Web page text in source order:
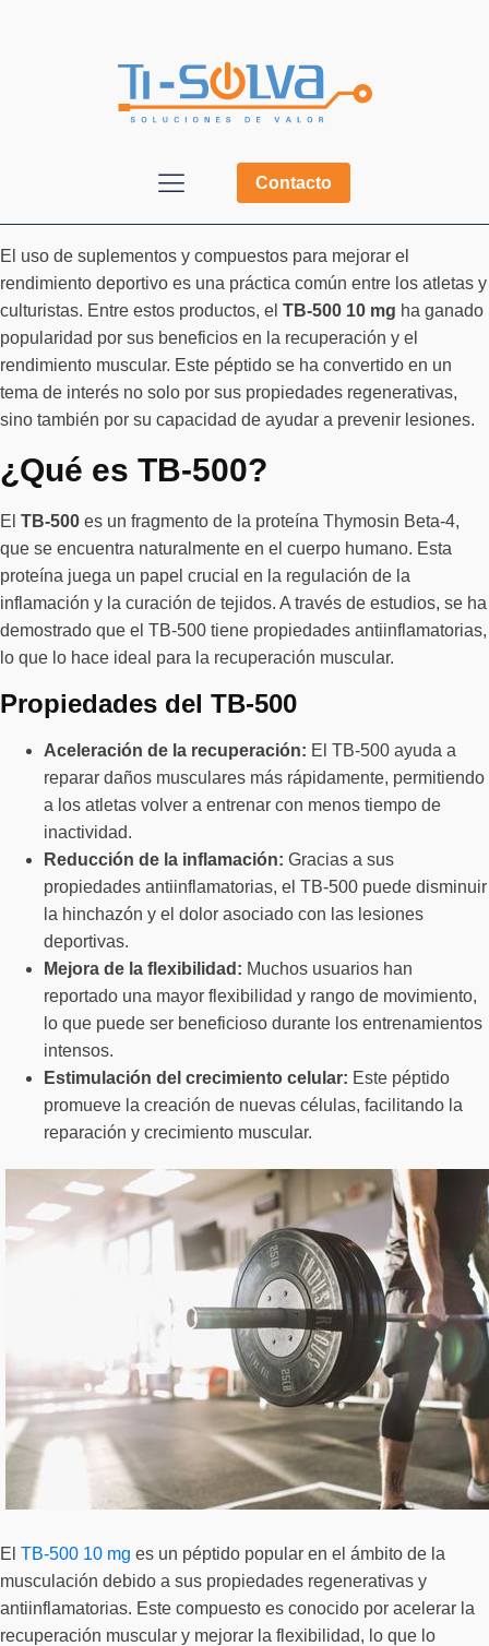
Contacto
El uso de suplementos y compuestos para mejorar el
rendimiento deportivo es una práctica común entre los atletas y
culturistas. Entre estos productos, el TB-500 10 mg ha ganado
popularidad por sus beneficios en la recuperación y el
rendimiento muscular. Este péptido se ha convertido en un
tema de interés no solo por sus propiedades regenerativas,
sino también por su capacidad de ayudar a prevenir lesiones.
¿Qué es TB-500?
El TB-500 es un fragmento de la proteína Thymosin Beta-4,
que se encuentra naturalmente en el cuerpo humano. Esta
proteína juega un papel crucial en la regulación de la
inflamación y la curación de tejidos. A través de estudios, se ha
demostrado que el TB-500 tiene propiedades antiinflamatorias,
lo que lo hace ideal para la recuperación muscular.
Propiedades del TB-500
Aceleración de la recuperación: El TB-500 ayuda a
reparar daños musculares más rápidamente, permitiendo
a los atletas volver a entrenar con menos tiempo de
inactividad.
Reducción de la inflamación: Gracias a sus
propiedades antiinflamatorias, el TB-500 puede disminuir
la hinchazón y el dolor asociado con las lesiones
deportivas.
Mejora de la flexibilidad: Muchos usuarios han
reportado una mayor flexibilidad y rango de movimiento,
lo que puede ser beneficioso durante los entrenamientos
intensos.
Estimulación del crecimiento celular: Este péptido
promueve la creación de nuevas células, facilitando la
reparación y crecimiento muscular.
El TB-500 10 mg es un péptido popular en el ámbito de la
musculación debido a sus propiedades regenerativas y
antiinflamatorias. Este compuesto es conocido por acelerar la
recuperación muscular y mejorar la flexibilidad, lo que lo